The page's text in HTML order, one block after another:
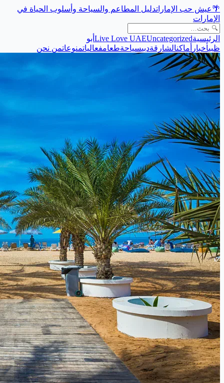
🌴عيش حب الإماراتدليل المطاعم والسياحة وأسلوب الحياة في
الإمارات
الرئيسية Live Love UAEUncategorized
أبو
ظبيأخبار أماكنالشارقةدبيسياحةطعامفعالياتمنوعاتمن نحن